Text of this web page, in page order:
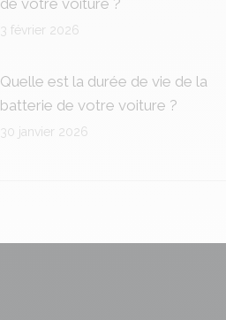
3 février 2026
Quelle est la durée de vie de la
batterie de votre voiture ?
30 janvier 2026